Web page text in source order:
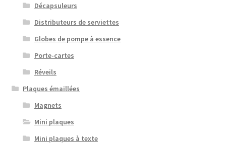
Décapsuleurs
Distributeurs de serviettes
Globes de pompe à essence
Porte-cartes
Réveils
Plaques émaillées
Magnets
Mini plaques
Mini plaques à texte